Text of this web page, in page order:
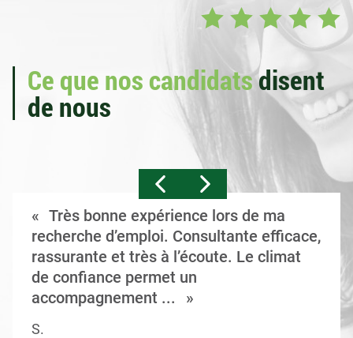
Ce que nos candidatsdisent
de nous
Très bonne expérience lors de ma
recherche d’emploi. Consultante efficace,
rassurante et très à l’écoute. Le climat
de confiance permet un
accompagnement ...
S.